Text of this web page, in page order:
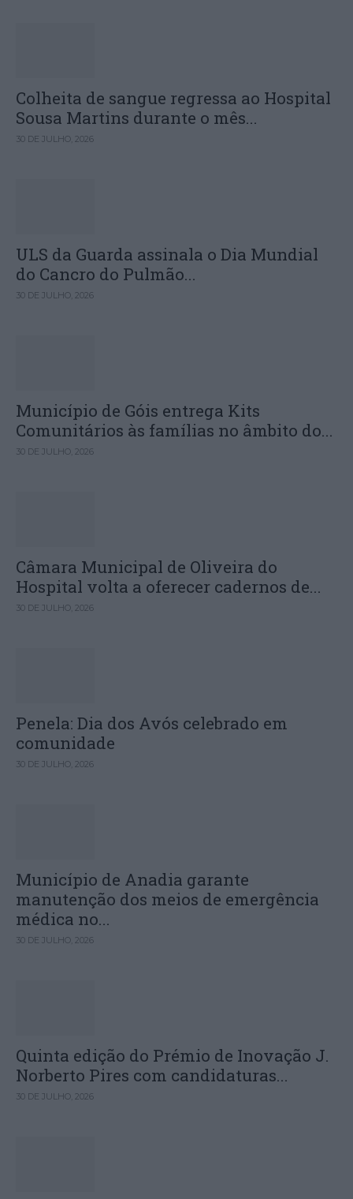
Colheita de sangue regressa ao Hospital
Sousa Martins durante o mês...
30 DE JULHO, 2026
ULS da Guarda assinala o Dia Mundial
do Cancro do Pulmão...
30 DE JULHO, 2026
Município de Góis entrega Kits
Comunitários às famílias no âmbito do...
30 DE JULHO, 2026
Câmara Municipal de Oliveira do
Hospital volta a oferecer cadernos de...
30 DE JULHO, 2026
Penela: Dia dos Avós celebrado em
comunidade
30 DE JULHO, 2026
Município de Anadia garante
manutenção dos meios de emergência
médica no...
30 DE JULHO, 2026
Quinta edição do Prémio de Inovação J.
Norberto Pires com candidaturas...
30 DE JULHO, 2026